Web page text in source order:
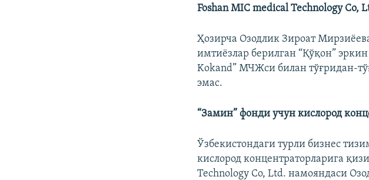
Foshan MIC medical Technology Co,
Ҳозирча Озодлик Зироат
имтиëзлар берилган “Қўқон”
Kokand” МЧЖси билан тўғридан-
эмас.
“Замин” фонди учун кислород
Ўзбекистондаги турли бизнес
кислород концентраторларига
Technology Co, Ltd. намояндаси